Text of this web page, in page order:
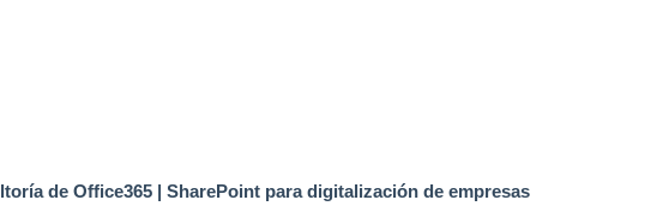
de Office365 | SharePoint para digitalización de empresas